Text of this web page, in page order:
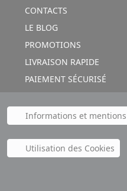
CONTACTS
LE BLOG
PROMOTIONS
LIVRAISON RAPIDE
PAIEMENT SÉCURISÉ
Informations et
Utilisation des Cookies